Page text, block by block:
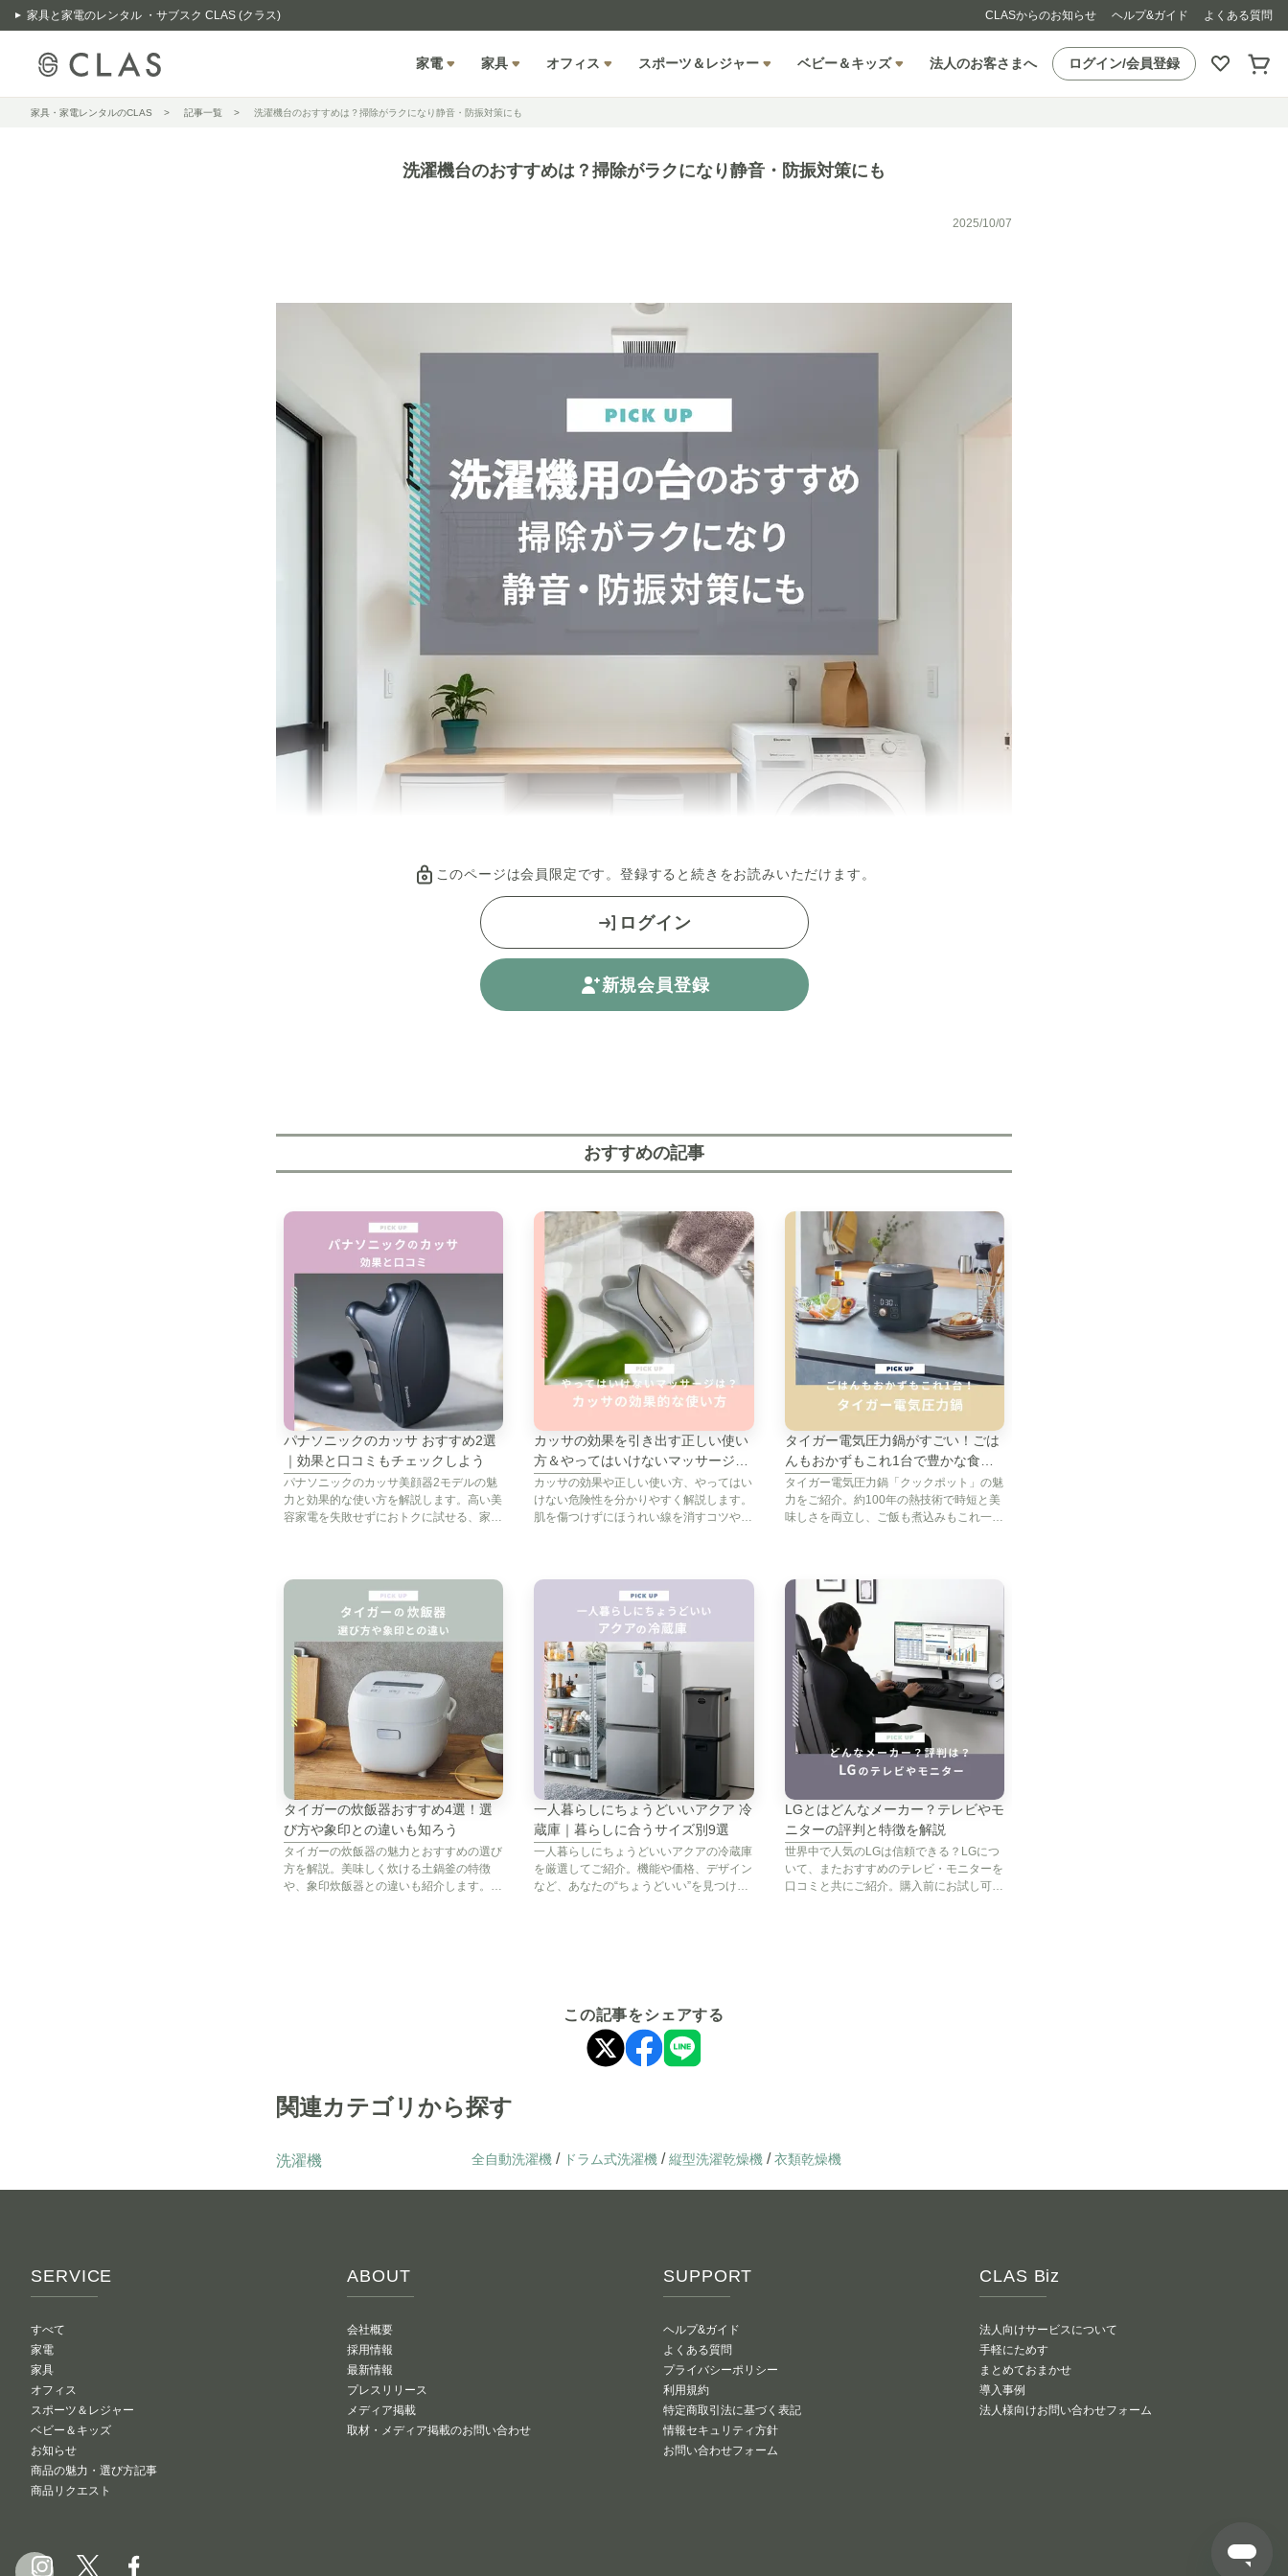
家具と家電のレンタル ・サブスク CLAS (クラス) CLASからのお知らせ ヘルプ&ガイド よくある質問
家電 家具 オフィス スポーツ＆レジャー ベビー＆キッズ 法人のお客さまへ ログイン/会員登録
家具・家電レンタルのCLAS 記事一覧 洗濯機台のおすすめは？掃除がラクになり静音・防振対策にも
洗濯機台のおすすめは？掃除がラクになり静音・防振対策にも
2025/10/07
洗濯機の下に糸くずや髪の毛、ホコリが溜まってるのを見てドッキリ！
でも、洗濯機の下は掃除しにくいため、汚れを見て見ぬふりをしがちです。
また、なかには、脱水時の大きな振動に悩み、脱水の振動が下の階に響いていないか心配して
いる人もいるのではないでしょうか。
「引っ越し先の排水ホースをうまく設置できない・・」という悩みも耳にします。
洗濯機の下の汚れ、振動、設置など、洗濯機周りの悩みは、実は「洗濯機用の台」を設置する
ことで手軽に解決できます。
この記事では、「洗濯機用の台」を設置するメリットから、後悔しない「洗濯機用の台」の選
び方ポイント、タイプ別におすすめまで詳しく解説します。
この記事は、快適な洗濯の手助けとなることをお約束します。
当記事を参考にして、自分の環境にぴったりの一台を見つけてくださいね。
手軽な月額でレンタル・交換・返却
家電のレンタル・サブスクCLAS
使って試して、あとから購入もできます
家電のレンタル・サブスクCLASの洗濯機
ク】縦型洗濯機 【洗濯
いつでも返せるプラン
999
機
いつでも返せるプラン
1,800
いつでも返せるプラン
4,500
イプ
洗濯機に台は必要？ 設置する4つのメリット
メリット1 洗濯機の下や周りの掃除がラクになる
このページは会員限定です。登録すると続きをお読みいただけます。
ログイン
新規会員登録
おすすめの記事
パナソニックのカッサ おすすめ2選
｜効果と口コミもチェックしよう
パナソニックのカッサ美顔器2モデルの魅
力と効果的な使い方を解説します。高い美
容家電を失敗せずにおトクに試せる、家具
カッサの効果を引き出す正しい使い
方＆やってはいけないマッサージの
仕方
カッサの効果や正しい使い方、やってはい
けない危険性を分かりやすく解説します。
肌を傷つけずにほうれい線を消すコツや、
タイガー電気圧力鍋がすごい！ごは
んもおかずもこれ1台で豊かな食卓
に
タイガー電気圧力鍋「クックポット」の魅
力をご紹介。約100年の熱技術で時短と美
味しさを両立し、ご飯も煮込みもこれ一
タイガーの炊飯器おすすめ4選！選
び方や象印との違いも知ろう
タイガーの炊飯器の魅力とおすすめの選び
方を解説。美味しく炊ける土鍋釜の特徴
や、象印炊飯器との違いも紹介します。高
一人暮らしにちょうどいいアクア 冷
蔵庫｜暮らしに合うサイズ別9選
一人暮らしにちょうどいいアクアの冷蔵庫
を厳選してご紹介。機能や価格、デザイン
など、あなたの“ちょうどいい”を見つけて
LGとはどんなメーカー？テレビやモ
ニターの評判と特徴を解説
世界中で人気のLGは信頼できる？LGにつ
いて、またおすすめのテレビ・モニターを
口コミと共にご紹介。購入前にお試し可能
この記事をシェアする
関連カテゴリから探す
洗濯機 全自動洗濯機 / ドラム式洗濯機 / 縦型洗濯乾燥機 / 衣類乾燥機
SERVICE
すべて
家電
家具
オフィス
スポーツ＆レジャー
ベビー＆キッズ
お知らせ
商品の魅力・選び方記事
商品リクエスト
ABOUT
会社概要
採用情報
最新情報
プレスリリース
メディア掲載
取材・メディア掲載のお問い合わせ
SUPPORT
ヘルプ&ガイド
よくある質問
プライバシーポリシー
利用規約
特定商取引法に基づく表記
情報セキュリティ方針
お問い合わせフォーム
CLAS Biz
法人向けサービスについて
手軽にためす
まとめておまかせ
導入事例
法人様向けお問い合わせフォーム